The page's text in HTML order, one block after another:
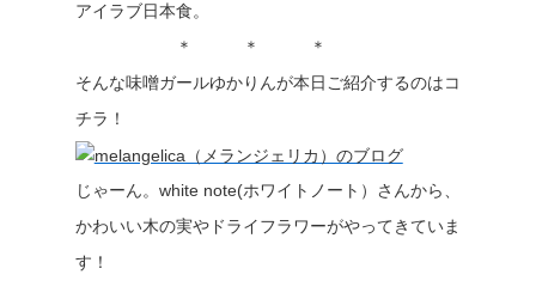
アイラブ日本食。
＊ ＊ ＊
そんな味噌ガールゆかりんが本日ご紹介するのはコ
チラ！
じゃーん。white note(ホワイトノート）さんから、
かわいい木の実やドライフラワーがやってきていま
す！